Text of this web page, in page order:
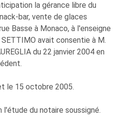
la gérance libre du
bar, vente de glaces
Basse à Monaco, à l'enseigne
avait consentie à M.
du 22 janvier 2004 en
le 15 octobre 2005.
l'étude du notaire soussigné.